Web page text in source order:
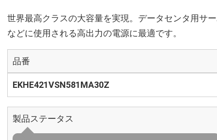
世界最高クラスの大容量を実現。データセンタ用サ
などに使用される高出力の電源に最適です。
品番
EKHE421VSN581MA30Z
製品ステータス